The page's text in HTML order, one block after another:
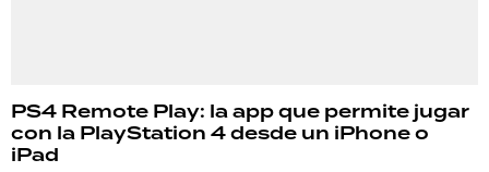
PS4 Remote Play: la app que permite jugar
con la PlayStation 4 desde un iPhone o
iPad